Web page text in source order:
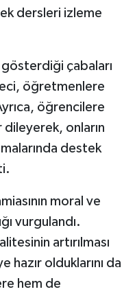
dersleri izleme
çabaları
öğretmenlere
öğrencilere
dileyerek, onların
destek
moral ve
vurgulandı.
artırılması
olduklarını da
hem de